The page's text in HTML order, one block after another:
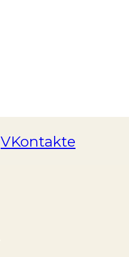
VKontakte